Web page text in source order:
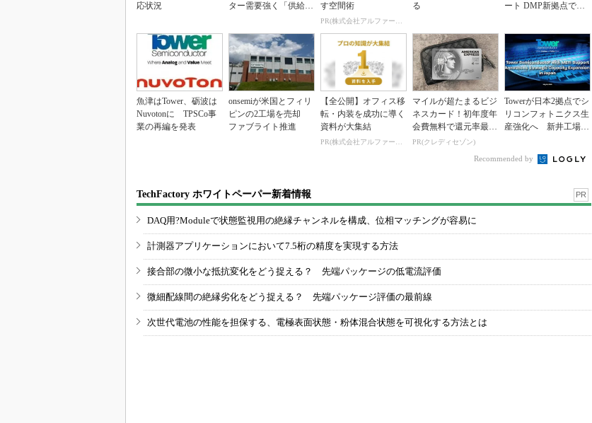
応状況
ター需要強く「供給は
す空間術
PR(株式会社アルファーテクノ)
る
ート DMP新拠点で展
魚津はTower、砺波は
Nuvotonに TPSCo事
業の再編を発表
onsemiが米国とフィリ
ピンの2工場を売却
ファブライト推進
【全公開】オフィス移
転・内装を成功に導く
資料が大集結
PR(株式会社アルファーテクノ)
マイルが超たまるビジ
ネスカード！初年度年
会費無料で還元率最大
1.125%
PR(クレディセゾン)
Towerが日本2拠点でシ
リコンフォトニクス生
産強化へ 新井工場を
Recommended by
TechFactory ホワイトペーパー新着情報 PR
DAQ用?Moduleで状態監視用の絶縁チャンネルを構成、位相マッチングが容易に
計測器アプリケーションにおいて7.5桁の精度を実現する方法
接合部の微小な抵抗変化をどう捉える？ 先端パッケージの低電流評価
微細配線間の絶縁劣化をどう捉える？ 先端パッケージ評価の最前線
次世代電池の性能を担保する、電極表面状態・粉体混合状態を可視化する方法とは